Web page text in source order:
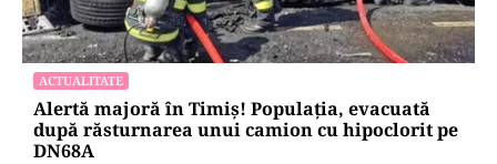
ACTUALITATE
Alertă majoră în Timiș! Populația, evacuată
după răsturnarea unui camion cu hipoclorit pe
DN68A